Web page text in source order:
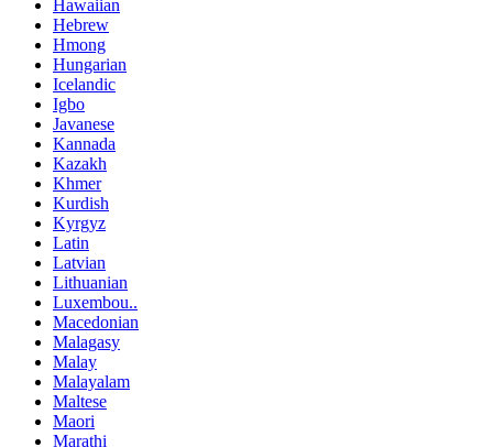
Hawaiian
Hebrew
Hmong
Hungarian
Icelandic
Igbo
Javanese
Kannada
Kazakh
Khmer
Kurdish
Kyrgyz
Latin
Latvian
Lithuanian
Luxembou..
Macedonian
Malagasy
Malay
Malayalam
Maltese
Maori
Marathi